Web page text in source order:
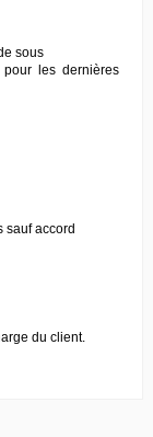
sous
pour les dernières
sauf accord
du client.